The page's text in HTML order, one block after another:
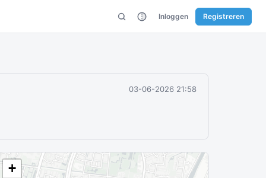
Inloggen Registreren
03-06-2026 21:58
+